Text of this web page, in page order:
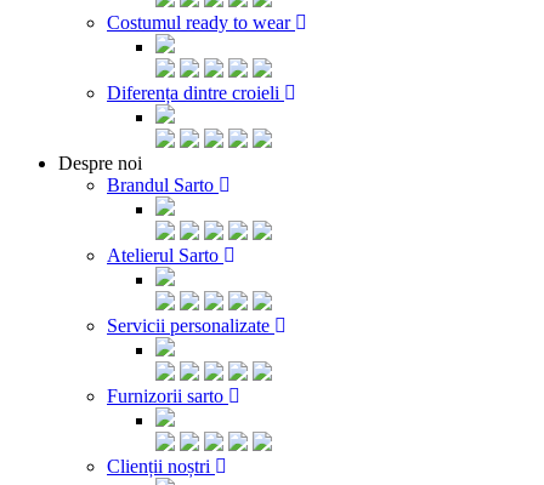
Costumul ready to wear
Diferența dintre croieli
Despre noi
Brandul Sarto
Atelierul Sarto
Servicii personalizate
Furnizorii sarto
Clienții noștri